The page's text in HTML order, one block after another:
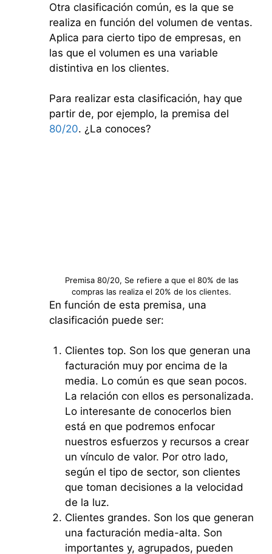
Otra clasificación común, es la que se
realiza en función del volumen de ventas.
Aplica para cierto tipo de empresas, en
las que el volumen es una variable
distintiva en los clientes.
Para realizar esta clasificación, hay que
partir de, por ejemplo, la premisa del
80/20. ¿La conoces?
Premisa 80/20, Se refiere a que el 80% de las
compras las realiza el 20% de los clientes.
En función de esta premisa, una
clasificación puede ser:
Clientes top. Son los que generan una
facturación muy por encima de la
media. Lo común es que sean pocos.
La relación con ellos es personalizada.
Lo interesante de conocerlos bien
está en que podremos enfocar
nuestros esfuerzos y recursos a crear
un vínculo de valor. Por otro lado,
según el tipo de sector, son clientes
que toman decisiones a la velocidad
de la luz.
Clientes grandes. Son los que generan
una facturación media-alta. Son
importantes y, agrupados, pueden